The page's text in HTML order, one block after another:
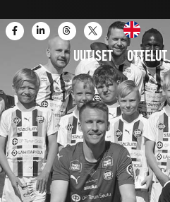
UUTISET OTTELUT